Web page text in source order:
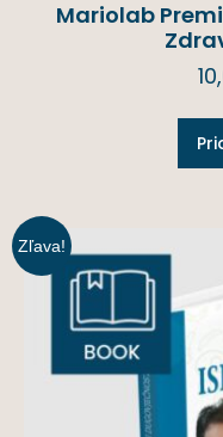
Mariolab
Zľava!